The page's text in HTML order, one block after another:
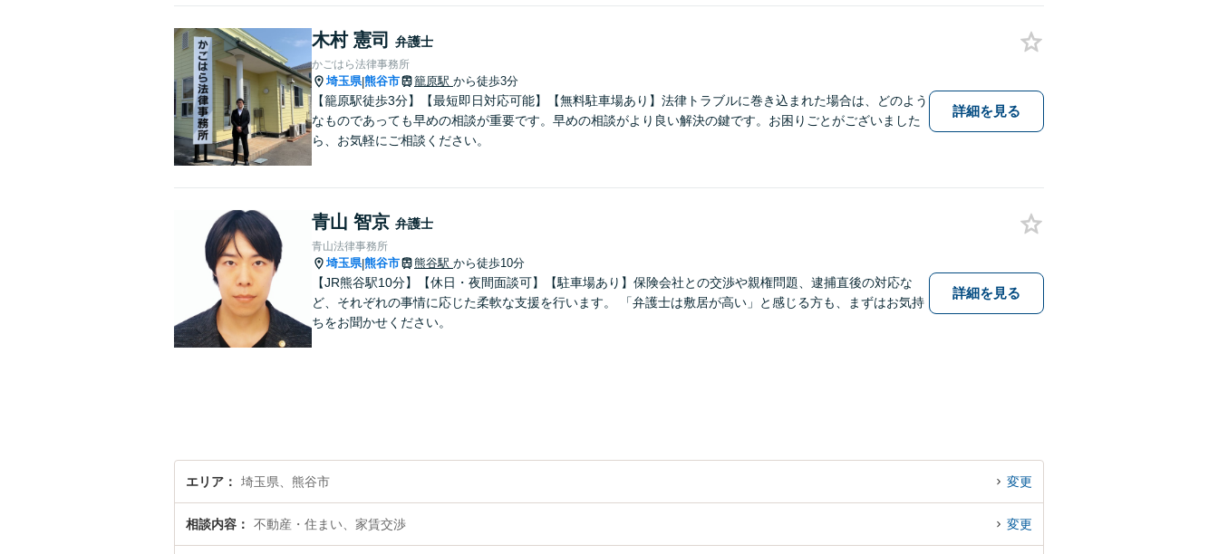
木村 憲司 弁護士
かごはら法律事務所
埼玉県|熊谷市 籠原駅 から徒歩3分
【籠原駅徒歩3分】【最短即日対応可能】【無料駐車場あり】法律トラブルに巻き込まれた場合は、どのよう
なものであっても早めの相談が重要です。早めの相談がより良い解決の鍵です。お困りごとがございました
ら、お気軽にご相談ください。
詳細を見る
青山 智京 弁護士
青山法律事務所
埼玉県|熊谷市 熊谷駅 から徒歩10分
【JR熊谷駅10分】【休日・夜間面談可】【駐車場あり】保険会社との交渉や親権問題、逮捕直後の対応な
ど、それぞれの事情に応じた柔軟な支援を行います。 「弁護士は敷居が高い」と感じる方も、まずはお気持
ちをお聞かせください。
詳細を見る
エリア 埼玉県、熊谷市 変更
相談内容 不動産・住まい、家賃交渉 変更